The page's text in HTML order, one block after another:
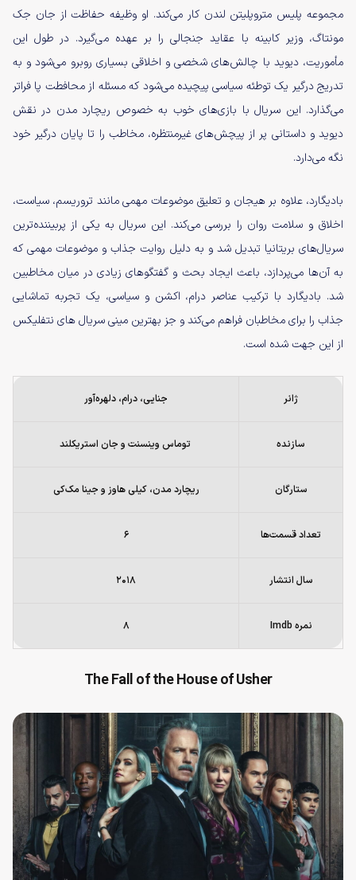
مجموعه پلیس متروپلیتن لندن کار می‌کند. او وظیفه حفاظت از جان جک
مونتاگ، وزیر کابینه با عقاید جنجالی را بر عهده می‌گیرد. در طول این
مأموریت، دیوید با چالش‌های شخصی و اخلاقی بسیاری روبرو می‌شود و به
تدریج درگیر یک توطئه سیاسی پیچیده می‌شود که مسئله از محافطت پا فراتر
می‌گذارد. این سریال با بازی‌های خوب به خصوص ریچارد مدن در نقش
دیوید و داستانی پر از پیچش‌های غیرمنتظره، مخاطب را تا پایان درگیر خود
نگه می‌دارد.
بادیگارد، علاوه بر هیجان و تعلیق موضوعات مهمی مانند تروریسم، سیاست،
اخلاق و سلامت روان را بررسی می‌کند. این سریال به یکی از پربیننده‌ترین
سریال‌های بریتانیا تبدیل شد و به دلیل روایت جذاب و موضوعات مهمی که
به آن‌ها می‌پردازد، باعث ایجاد بحث و گفتگوهای زیادی در میان مخاطبین
شد. بادیگارد با ترکیب عناصر درام، اکشن و سیاسی، یک تجربه تماشایی
جذاب را برای مخاطبان فراهم می‌کند و جز بهترین مینی سریال های نتفلیکس
از این جهت شده است.
ژانر جنایی، درام، دلهره‌آور
سازنده توماس وینسنت و جان استریکلند
ستارگان ریچارد مدن، کیلی هاوز و جینا مک‌کی
تعداد قسمت‌ها ۶
سال انتشار ۲۰۱۸
نمره Imdb ۸
The Fall of the House of Usher